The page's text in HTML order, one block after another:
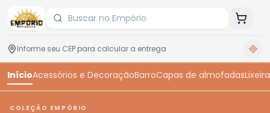
InícioAcessórios e DecoraçãoBarroCapas de almofadasLixeira
COLEÇÃO EMPÓRIO